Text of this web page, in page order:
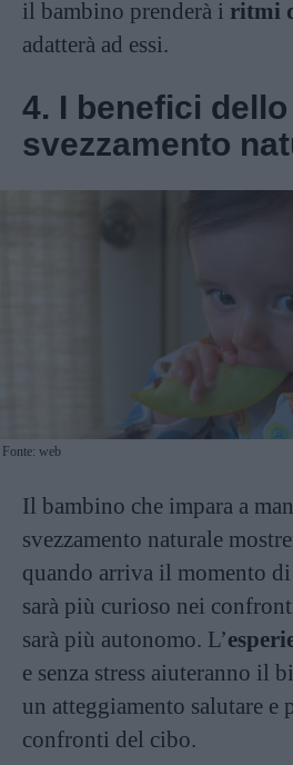
il bambino prenderà i ritmi
adatterà ad essi.
4. I benefici dello
svezzamento
Fonte: web
Il bambino che impara a
svezzamento naturale
quando arriva il momento
sarà più curioso nei
sarà più autonomo. L’
e senza stress aiuteranno il
un atteggiamento salutare e
confronti del cibo.